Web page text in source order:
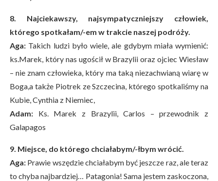
8. Najciekawszy, najsympatyczniejszy człowiek,
którego spotkałam/-em w trakcie naszej podróży.
Aga: Takich ludzi było wiele, ale gdybym miała wymienić:
ks.Marek, który nas ugościł w Brazylii oraz ojciec Wiesław
– nie znam człowieka, który ma taką niezachwianą wiarę w
Boga,a także Piotrek ze Szczecina, którego spotkaliśmy na
Kubie, Cynthia z Niemiec,
Adam: Ks. Marek z Brazylii, Carlos – przewodnik z
Galapagos
9. Miejsce, do którego chciałabym/-łbym wrócić.
Aga: Prawie wszędzie chciałabym być jeszcze raz, ale teraz
to chyba najbardziej… Patagonia! Sama jestem zaskoczona,